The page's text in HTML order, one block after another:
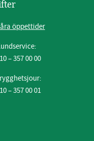
öppettider
– 357 00 00
– 357 00 01